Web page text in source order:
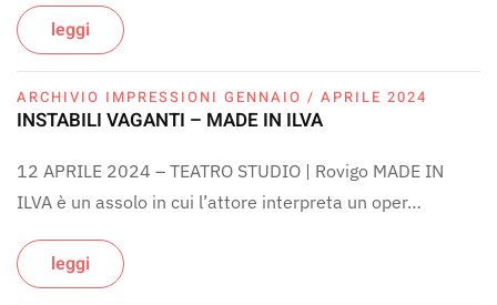
leggi
ARCHIVIO IMPRESSIONI GENNAIO / APRILE 2024
INSTABILI VAGANTI – MADE IN ILVA
12 APRILE 2024 – TEATRO STUDIO | Rovigo MADE IN
ILVA è un assolo in cui l’attore interpreta un oper…
leggi